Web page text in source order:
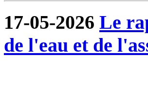
17-05-2026 Le
de l'eau et de